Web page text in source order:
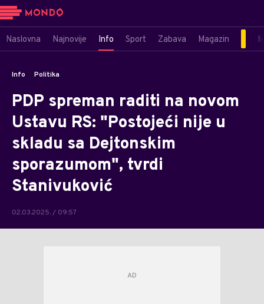
Naslovna Najnovije Info Sport Zabava Magazin
Info Politika
PDP spreman raditi na novom
Ustavu RS: "Postojeći nije u
skladu sa Dejtonskim
sporazumom", tvrdi
Stanivuković
02.03.2025. / 09:57